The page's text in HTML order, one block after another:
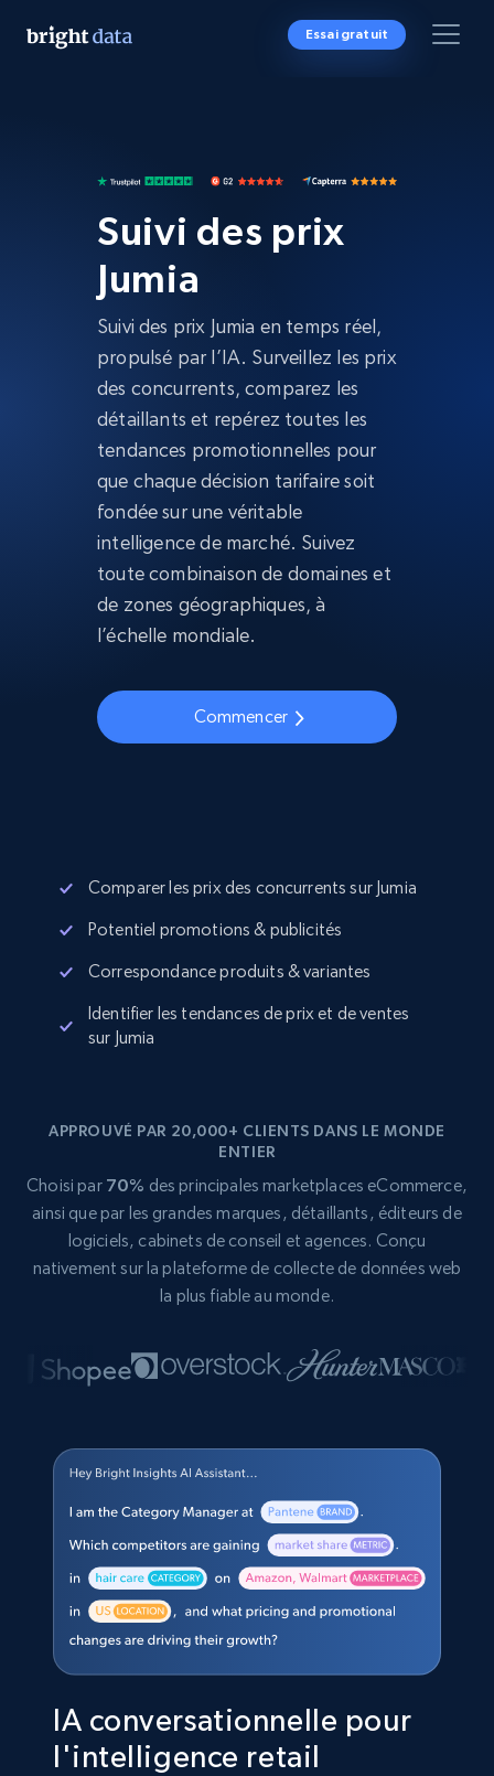
Essai gratuit
Suivi des prix
Jumia
Suivi des prix Jumia en temps réel,
propulsé par l’IA. Surveillez les prix
des concurrents, comparez les
détaillants et repérez toutes les
tendances promotionnelles pour
que chaque décision tarifaire soit
fondée sur une véritable
intelligence de marché. Suivez
toute combinaison de domaines et
de zones géographiques, à
l’échelle mondiale.
Commencer
Comparer les prix des concurrents sur Jumia
Potentiel promotions & publicités
Correspondance produits & variantes
Identifier les tendances de prix et de ventes
sur Jumia
APPROUVÉ PAR 20,000+ CLIENTS DANS LE MONDE
ENTIER
Choisi par 70% des principales marketplaces eCommerce,
ainsi que par les grandes marques, détaillants, éditeurs de
logiciels, cabinets de conseil et agences. Conçu
nativement sur la plateforme de collecte de données web
la plus fiable au monde.
IA conversationnelle pour
l'intelligence retail